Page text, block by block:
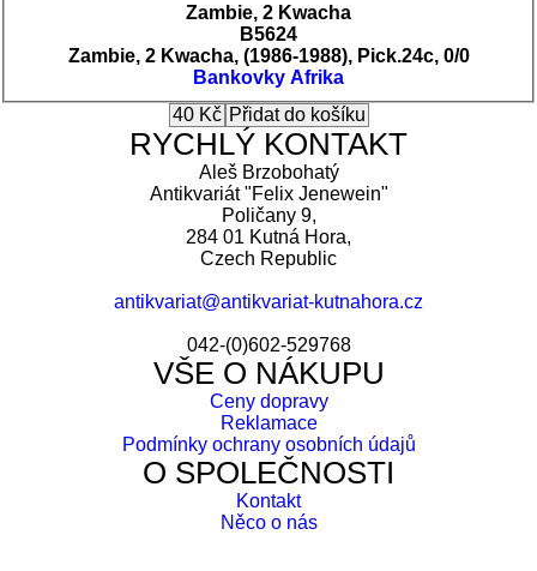
Zambie, 2 Kwacha
B5624
Zambie, 2 Kwacha, (1986-1988), Pick.24c, 0/0
Bankovky Afrika
RYCHLÝ KONTAKT
Aleš Brzobohatý
Antikvariát "Felix Jenewein"
Poličany 9,
284 01 Kutná Hora,
Czech Republic
antikvariat@antikvariat-kutnahora.cz
042-(0)602-529768
VŠE O NÁKUPU
Ceny dopravy
Reklamace
Podmínky ochrany osobních údajů
O SPOLEČNOSTI
Kontakt
Něco o nás